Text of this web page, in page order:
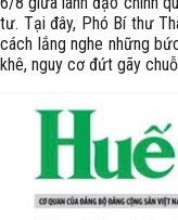
tư. Tại đây, Phó Bí thư
cách lắng nghe những
khê, nguy cơ đứt gãy